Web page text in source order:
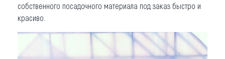
собственного посадочного материала под заказ быстро и
красиво.